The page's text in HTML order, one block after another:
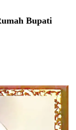
Bupati